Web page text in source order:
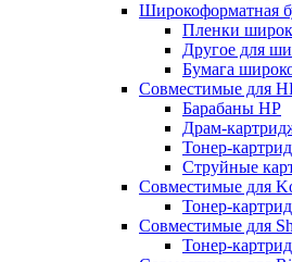
Широкоформатная
Пленки
Другое для
Бумага
Совместимые для
Барабаны HP
Драм-
Тонер-
Струйные
Совместимые для
Тонер-
Совместимые для
Тонер-